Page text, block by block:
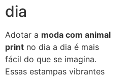
dia
Adotar a moda com animal
print no dia a dia é mais
fácil do que se imagina.
Essas estampas vibrantes